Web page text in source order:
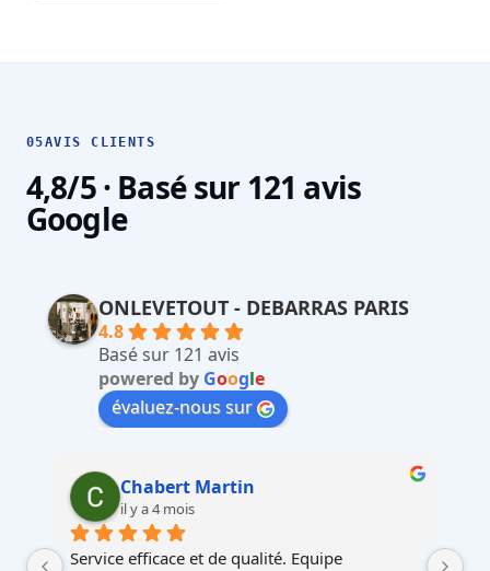
05AVIS CLIENTS
4,8/5 · Basé sur 121 avis
Google
ONLEVETOUT - DEBARRAS PARIS
4.8
Basé sur 121 avis
powered by Google
évaluez-nous sur
Martin Faliu
il y a 4 mois
Service au top, devis ultra rapide et cohérent,